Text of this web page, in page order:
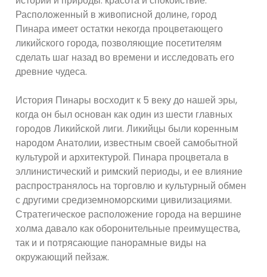
Расположенный в живописной долине, город
Пинара имеет остатки некогда процветающего
ликийского города, позволяющие посетителям
сделать шаг назад во времени и исследовать его
древние чудеса.
История Пинары восходит к 5 веку до нашей эры,
когда он был основан как один из шести главных
городов Ликийской лиги. Ликийцы были коренным
народом Анатолии, известным своей самобытной
культурой и архитектурой. Пинара процветала в
эллинистический и римский периоды, и ее влияние
распространялось на торговлю и культурный обмен
с другими средиземноморскими цивилизациями.
Стратегическое расположение города на вершине
холма давало как оборонительные преимущества,
так и и потрясающие панорамные виды на
окружающий пейзаж.